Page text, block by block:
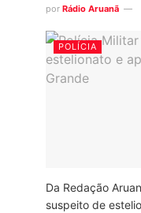
por Rádio Aruanã
POLÍCIA
Da Redação
suspeito de